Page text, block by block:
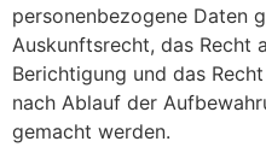
personenbezogene Daten
Auskunftsrecht, das Recht
Berichtigung und das
nach Ablauf der
gemacht werden.